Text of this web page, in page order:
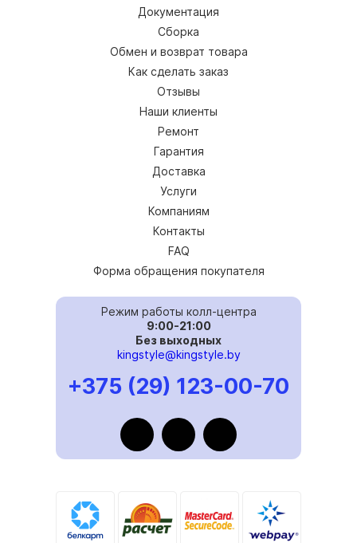
Документация
Сборка
Обмен и возврат товара
Как сделать заказ
Отзывы
Наши клиенты
Ремонт
Гарантия
Доставка
Услуги
Компаниям
Контакты
FAQ
Форма обращения покупателя
Режим работы колл-центра
9:00-21:00
Без выходных
kingstyle@kingstyle.by
+375 (29) 123-00-70